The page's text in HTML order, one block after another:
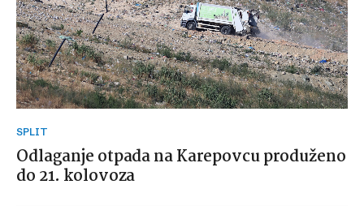
SPLIT
Odlaganje otpada na Karepovcu produženo
do 21. kolovoza